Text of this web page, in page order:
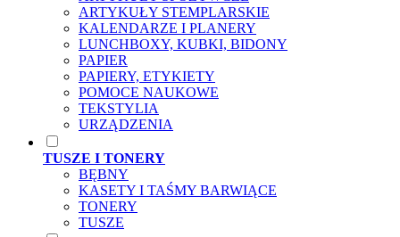
ARTYKUŁY STEMPLARSKIE
KALENDARZE I PLANERY
LUNCHBOXY, KUBKI, BIDONY
PAPIER
PAPIERY, ETYKIETY
POMOCE NAUKOWE
TEKSTYLIA
URZĄDZENIA
TUSZE I TONERY
BĘBNY
KASETY I TAŚMY BARWIĄCE
TONERY
TUSZE